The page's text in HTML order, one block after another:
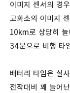
이미지 센서의 경
고화소의 이미지
10km로 상당히 늘
34분으로 비행 타
배터리 타임은 실
전작대비 꽤 늘어